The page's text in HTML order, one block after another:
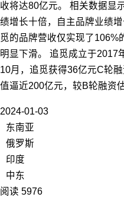
收将达80亿元。 相关数据显
绩增长十倍，自主品牌业绩
觅的品牌营收仅实现了106%
明显下滑。 追觅成立于2017
10月，追觅获得36亿元C轮
值逼近200亿元，较B轮融资
2024-01-03
东南亚
俄罗斯
印度
中东
阅读 5976